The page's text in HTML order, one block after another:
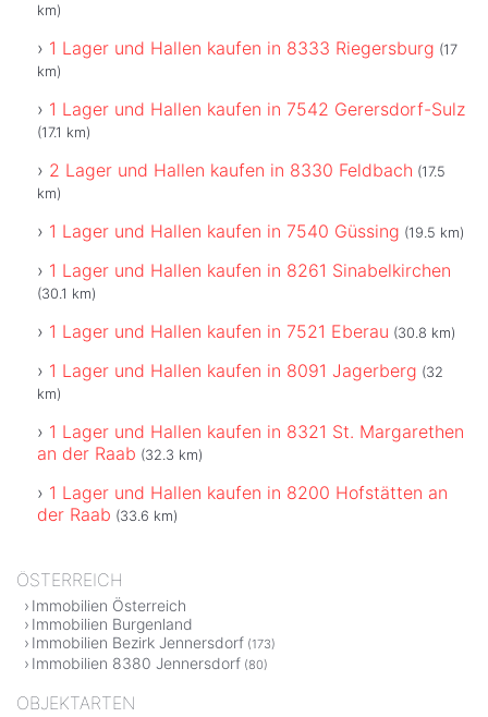
km)
1 Lager und Hallen kaufen in 8333 Riegersburg (17
km)
1 Lager und Hallen kaufen in 7542 Gerersdorf-Sulz
(17.1 km)
2 Lager und Hallen kaufen in 8330 Feldbach (17.5
km)
1 Lager und Hallen kaufen in 7540 Güssing (19.5 km)
1 Lager und Hallen kaufen in 8261 Sinabelkirchen
(30.1 km)
1 Lager und Hallen kaufen in 7521 Eberau (30.8 km)
1 Lager und Hallen kaufen in 8091 Jagerberg (32
km)
1 Lager und Hallen kaufen in 8321 St. Margarethen
an der Raab (32.3 km)
1 Lager und Hallen kaufen in 8200 Hofstätten an
der Raab (33.6 km)
ÖSTERREICH
Immobilien Österreich
Immobilien Burgenland
Immobilien Bezirk Jennersdorf (173)
Immobilien 8380 Jennersdorf (80)
OBJEKTARTEN